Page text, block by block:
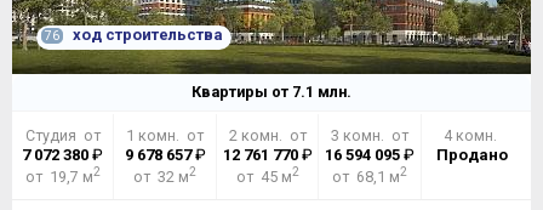
76 ход строительства
Квартиры от 7.1 млн.
Студия от
7 072 380 ₽
от 19,7 м2
1 комн. от
9 678 657₽
от 32 м2
2 комн. от
12 761 770₽
от 45 м2
3 комн. от
16 594 095 ₽
от 68,1 м2
4 комн.
Продано